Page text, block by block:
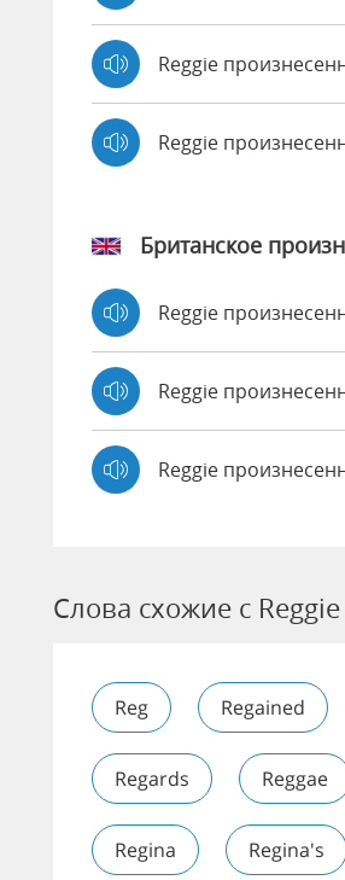
Reggie
Reggie
Британское
Reggie
Reggie
Reggie
Слова схожие с Reggie
Reg Regained
Regards Reggae
Regina Regina's